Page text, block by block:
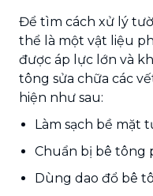
Để tìm cách xử lý
thể là một vật liệu
được áp lực lớn và
tông sửa chữa các
hiện như sau:
Làm sạch bề mặt
Chuẩn bị bê tông
Dùng dao đổ bê